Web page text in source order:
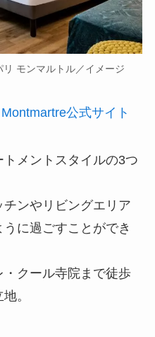
モンマルトル／イメージ
公式サイト
メントスタイルの3つ
ンやリビングエリア
に過ごすことができ
クール寺院まで徒歩
。